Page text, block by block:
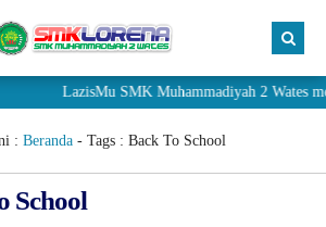
LazisMu SMK Muhammadiyah 2 Wates
: Beranda - Tags : Back To School
School